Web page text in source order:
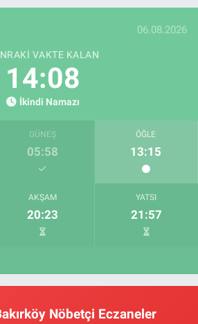
06.08.2026
VAKTE KALAN
14:07
İkindi Namazı
GÜNEŞ
05:58
ÖĞLE
13:15
AKŞAM
20:23
YATSI
21:57
Nöbetçi Eczaneler